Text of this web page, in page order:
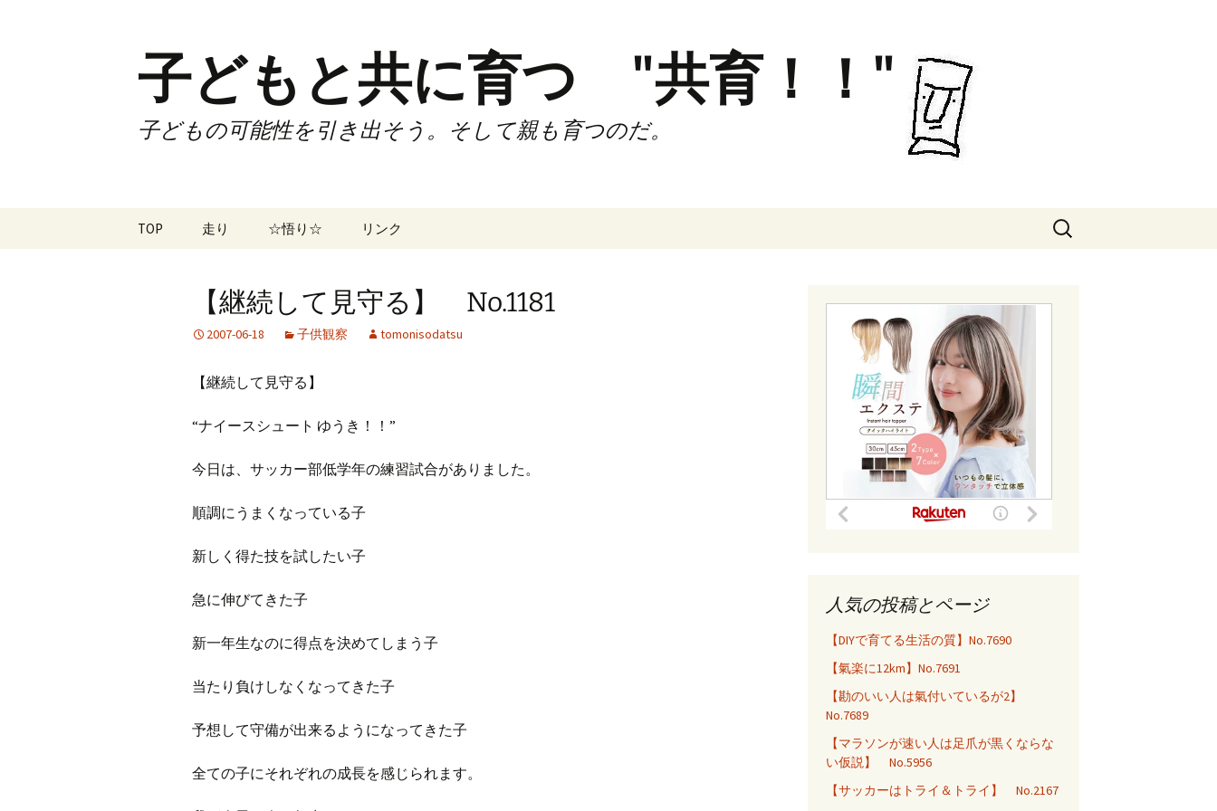
子どもと共に育つ "共育！！"
子どもの可能性を引き出そう。そして親も育つのだ。
TOP 走り
試合
☆悟り☆ リンク
ブ
旧ブログ(楽天日誌)
検
索:
【継続して見守る】 No.1181
2007-06-18 子供観察 tomonisodatsu
【継続して見守る】
“ナイースシュート ゆうき！！”
今日は、サッカー部低学年の練習試合がありました。
順調にうまくなっている子
新しく得た技を試したい子
急に伸びてきた子
新一年生なのに得点を決めてしまう子
当たり負けしなくなってきた子
予想して守備が出来るようになってきた子
全ての子にそれぞれの成長を感じられます。
人気の投稿とページ
【DIYで育てる生活の質】No.7690
【氣楽に12km】No.7691
【勘のいい人は氣付いているが2】
No.7689
【マラソンが速い人は足爪が黒くならな
い仮説】 No.5956
【サッカーはトライ＆トライ】 No.2167